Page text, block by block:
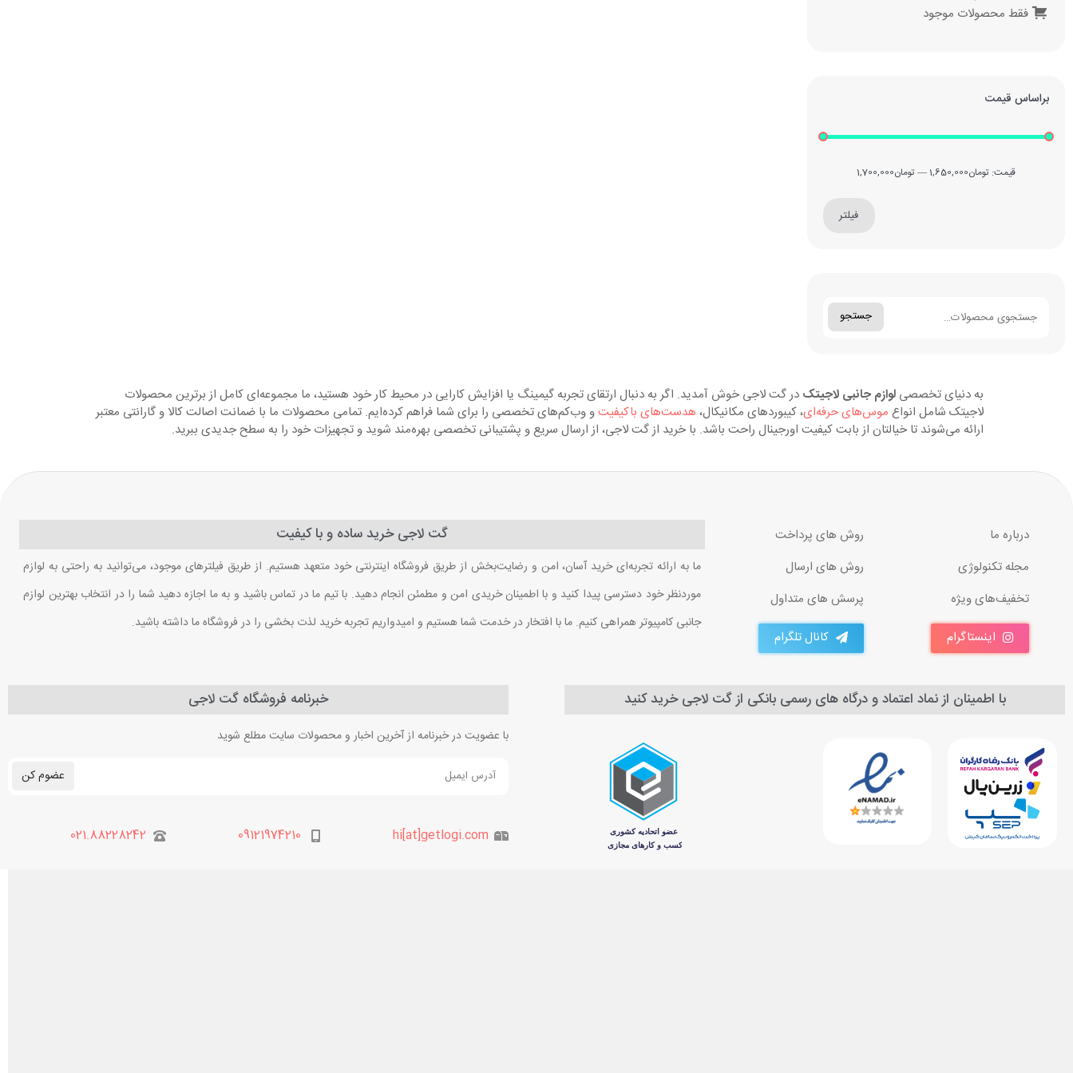
فقط محصولات موجود
براساس قیمت
فیلتر
قیمت: تومان1,650,000 — تومان1,700,000
جستجو
به دنیای تخصصی لوازم جانبی لاجیتک در گت لاجی خوش آمدید. اگر به دنبال ارتقای تجربه گیمینگ یا افزایش کارایی در محیط کار خود هستید، ما مجموعه‌ای کامل از برترین محصولات
لاجیتک شامل انواع موس‌های حرفه‌ای، کیبوردهای مکانیکال، هدست‌های باکیفیتو وب‌کم‌های تخصصی را برای شما فراهم کرده‌ایم. تمامی محصولات ما با ضمانت اصالت کالا و گارانتی معتبر
ارائه می‌شوند تا خیالتان از بابت کیفیت اورجینال راحت باشد. با خرید از گت لاجی، از ارسال سریع و پشتیبانی تخصصی بهره‌مند شوید و تجهیزات خود را به سطح جدیدی ببرید.
درباره ما
مجله تکنولوژی
تخفیف‌های ویژه
اینستاگرام
روش های پرداخت
روش های ارسال
پرسش های متداول
کانال تلگرام
گت لاجی خرید ساده و با کیفیت
ما به ارائه تجربه‌ای خرید آسان، امن و رضایت‌بخش از طریق فروشگاه اینترنتی خود متعهد هستیم. از طریق فیلترهای موجود، می‌توانید به راحتی به لوازم
موردنظر خود دسترسی پیدا کنید و با اطمینان خریدی امن و مطمئن انجام دهید. با تیم ما در تماس باشید و به ما اجازه دهید شما را در انتخاب بهترین لوازم
جانبی کامپیوتر همراهی کنیم. ما با افتخار در خدمت شما هستیم و امیدواریم تجربه خرید لذت بخشی را در فروشگاه ما داشته باشید.
با اطمینان از نماد اعتماد و درگاه های رسمی بانکی از گت لاجی خرید کنید خبرنامه فروشگاه گت لاجی
با عضویت در خبرنامه از آخرین اخبار و محصولات سایت مطلع شوید
عضوم کن
hi[at]getlogi.com
09121974210
021.88228242